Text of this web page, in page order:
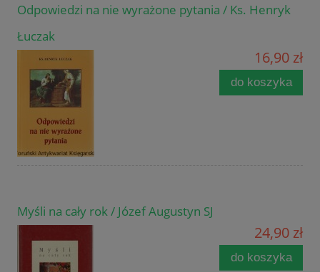
Odpowiedzi na nie wyrażone pytania / Ks. Henryk
Łuczak
16,90 zł
do koszyka
Myśli na cały rok / Józef Augustyn SJ
24,90 zł
do koszyka